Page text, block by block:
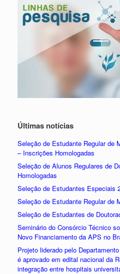
Últimas notícias
Seleção de Estudante Regular de
– Inscrições Homologadas
Seleção de Alunos Regulares de
Homologadas
Seleção de Estudantes Especiais
Seleção de Estudante Regular de
Seleção de Estudantes de
Seminário do Consórcio Técnico
Novo Financiamento da APS no
Projeto liderado pelo
é aprovado em edital nacional da
integração entre hospitais